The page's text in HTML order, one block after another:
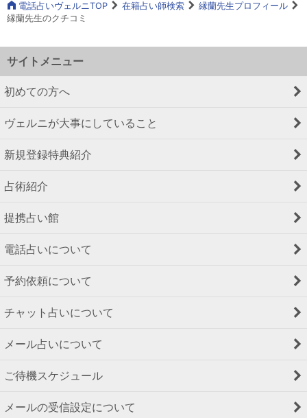
電話占いヴェルニTOP 在籍占い師検索
縁蘭先生プロフィール
縁蘭先生のクチコミ
サイトメニュー
初めての方へ
ヴェルニが大事にしていること
新規登録特典紹介
占術紹介
提携占い館
電話占いについて
予約依頼について
チャット占いについて
メール占いについて
ご待機スケジュール
メールの受信設定について